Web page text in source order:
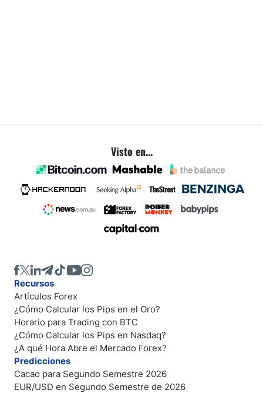
Visto en...
Recursos
Artículos Forex
¿Cómo Calcular los Pips en el Oro?
Horario para Trading con BTC
¿Cómo Calcular los Pips en Nasdaq?
¿A qué Hora Abre el Mercado Forex?
Predicciones
Cacao para Segundo Semestre 2026
EUR/USD en Segundo Semestre de 2026